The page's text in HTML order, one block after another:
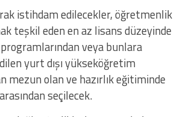
istihdam edilecekler, öğretmenlik
teşkil eden en az lisans düzeyinde
veya bunlara
yurt dışı yükseköğretim
mezun olan ve hazırlık eğitiminde
seçilecek.